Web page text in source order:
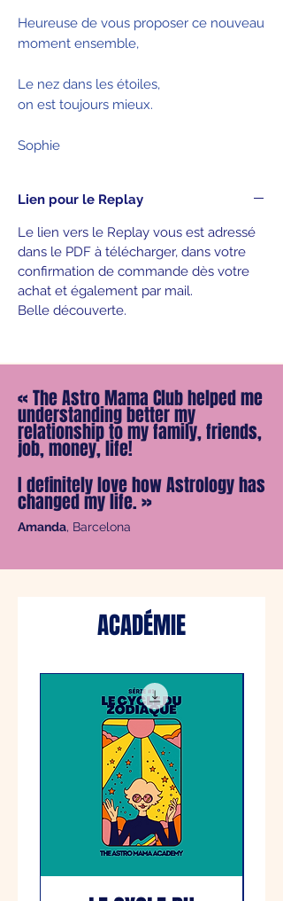
Heureuse de vous proposer ce nouveau
moment ensemble,
Le nez dans les étoiles,
on est toujours mieux.
Sophie
Lien pour le Replay
Le lien vers le Replay vous est adressé
dans le PDF à télécharger, dans votre
confirmation de commande dès votre
achat et également par mail.
Belle découverte.
« The Astro Mama Club helped me
understanding better my
relationship to my family, friends,
job, money, life!
I definitely love how Astrology has
changed my life. »
Amanda, Barcelona
ACADÉMIE